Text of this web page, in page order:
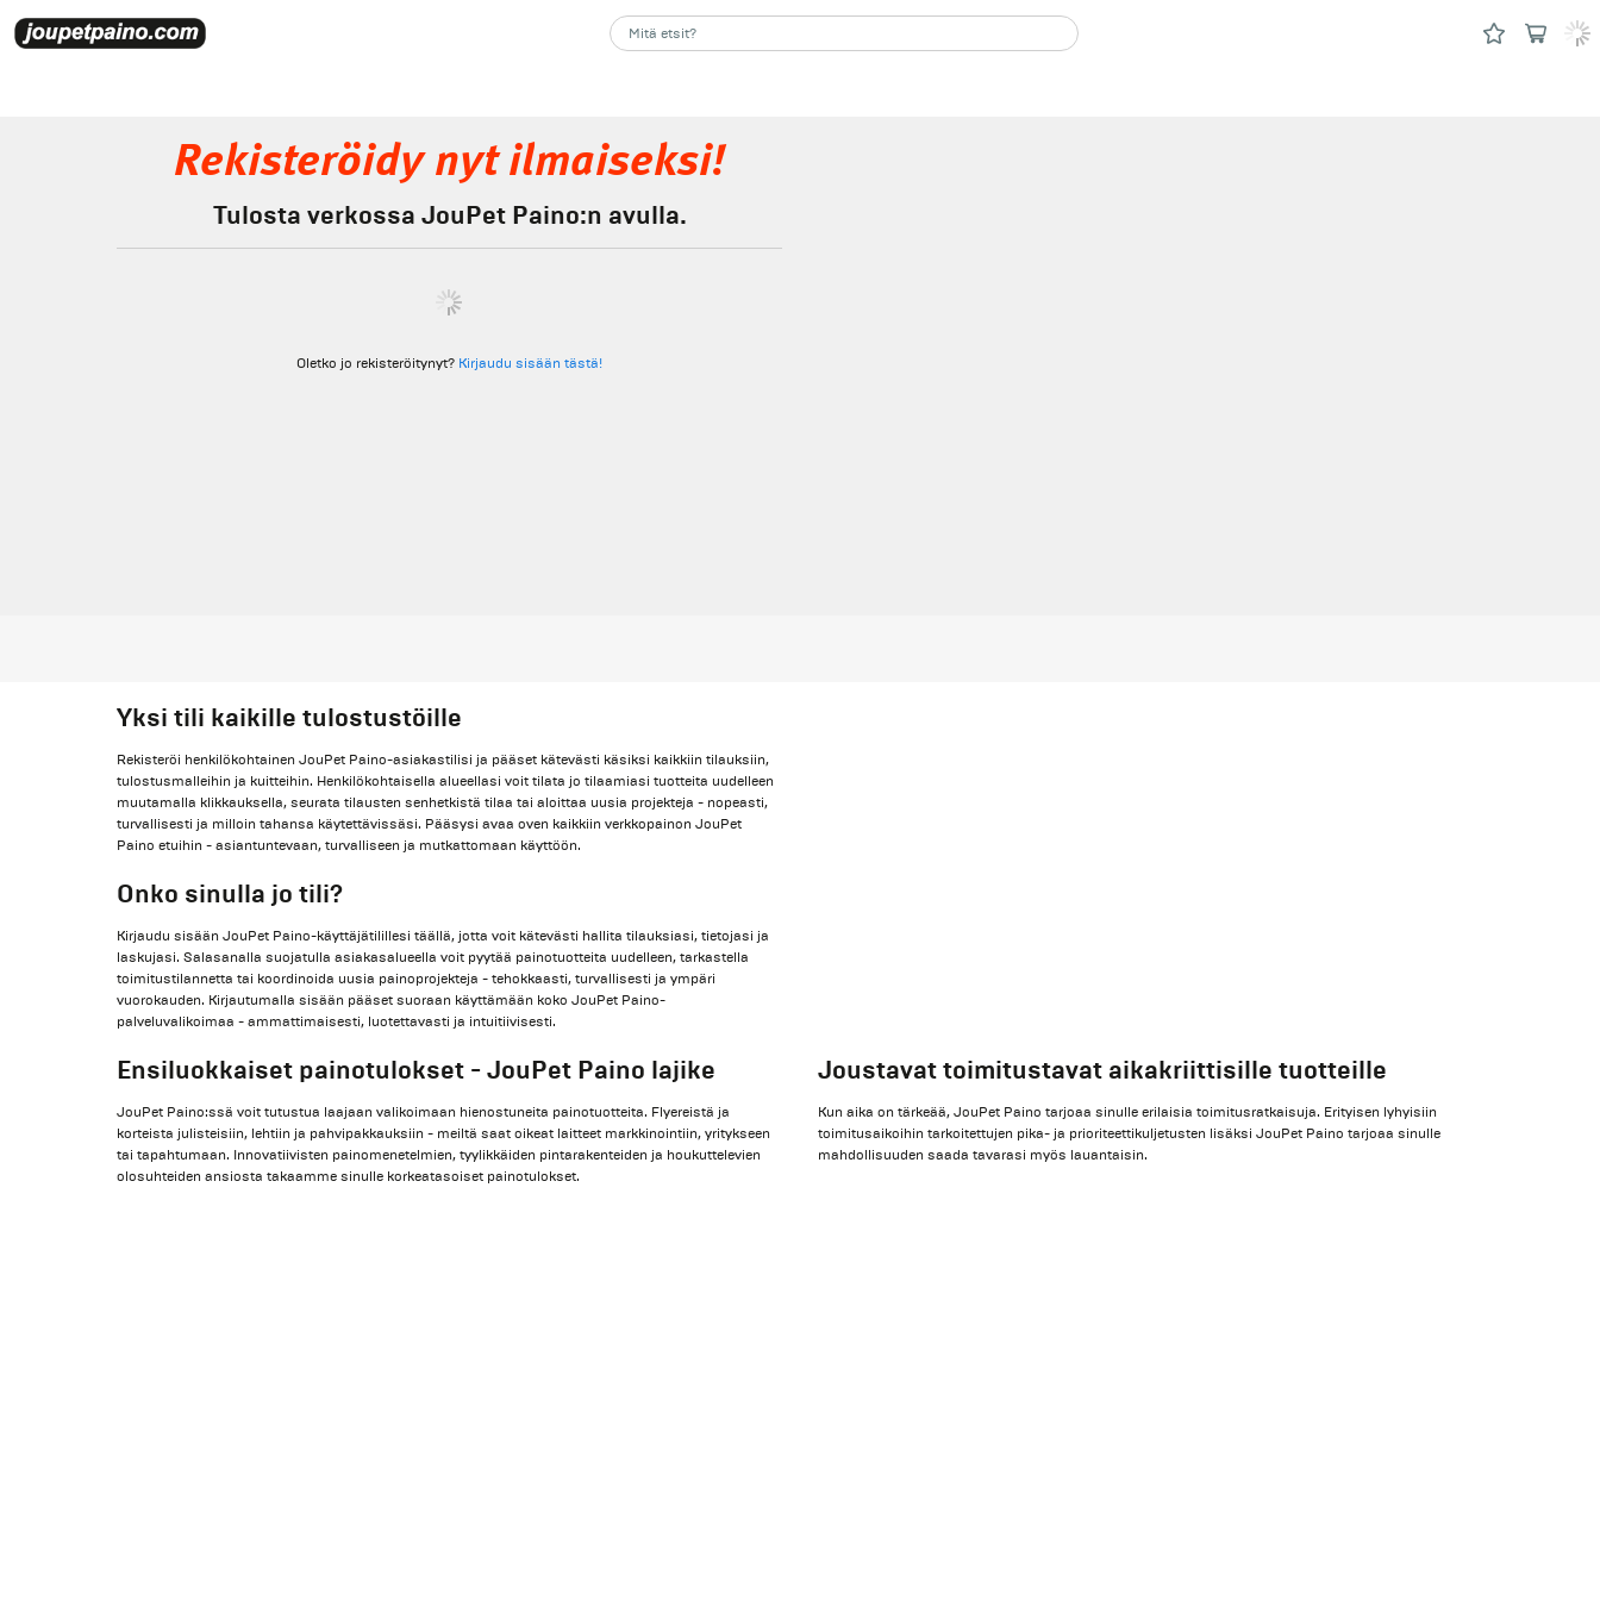
Rekisteröidy nyt ilmaiseksi!
Tulosta verkossa JouPet Paino:n avulla.
Oletko jo rekisteröitynyt? Kirjaudu sisään tästä!
Yksi tili kaikille tulostustöille
Rekisteröi henkilökohtainen JouPet Paino-asiakastilisi ja pääset kätevästi käsiksi kaikkiin tilauksiin,
tulostusmalleihin ja kuitteihin. Henkilökohtaisella alueellasi voit tilata jo tilaamiasi tuotteita uudelleen
muutamalla klikkauksella, seurata tilausten senhetkistä tilaa tai aloittaa uusia projekteja - nopeasti,
turvallisesti ja milloin tahansa käytettävissäsi. Pääsysi avaa oven kaikkiin verkkopainon JouPet
Paino etuihin - asiantuntevaan, turvalliseen ja mutkattomaan käyttöön.
Onko sinulla jo tili?
Kirjaudu sisään JouPet Paino-käyttäjätilillesi täällä, jotta voit kätevästi hallita tilauksiasi, tietojasi ja
laskujasi. Salasanalla suojatulla asiakasalueella voit pyytää painotuotteita uudelleen, tarkastella
toimitustilannetta tai koordinoida uusia painoprojekteja - tehokkaasti, turvallisesti ja ympäri
vuorokauden. Kirjautumalla sisään pääset suoraan käyttämään koko JouPet Paino-
palveluvalikoimaa - ammattimaisesti, luotettavasti ja intuitiivisesti.
Ensiluokkaiset painotulokset - JouPet Paino lajike
JouPet Paino:ssä voit tutustua laajaan valikoimaan hienostuneita painotuotteita. Flyereistä ja
korteista julisteisiin, lehtiin ja pahvipakkauksiin - meiltä saat oikeat laitteet markkinointiin, yritykseen
tai tapahtumaan. Innovatiivisten painomenetelmien, tyylikkäiden pintarakenteiden ja houkuttelevien
olosuhteiden ansiosta takaamme sinulle korkeatasoiset painotulokset.
Joustavat toimitustavat aikakriittisille tuotteille
Kun aika on tärkeää, JouPet Paino tarjoaa sinulle erilaisia toimitusratkaisuja. Erityisen lyhyisiin
toimitusaikoihin tarkoitettujen pika- ja prioriteettikuljetusten lisäksi JouPet Paino tarjoaa sinulle
mahdollisuuden saada tavarasi myös lauantaisin.